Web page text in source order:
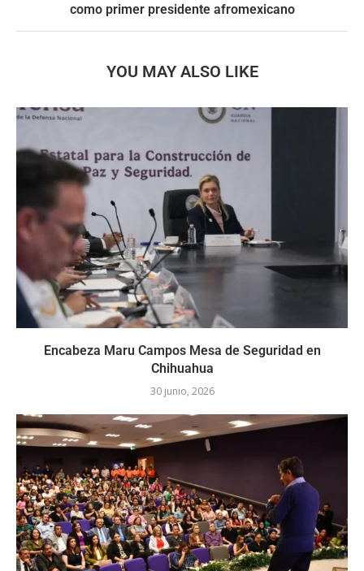
como primer presidente afromexicano
YOU MAY ALSO LIKE
Encabeza Maru Campos Mesa de Seguridad en
Chihuahua
30 junio, 2026